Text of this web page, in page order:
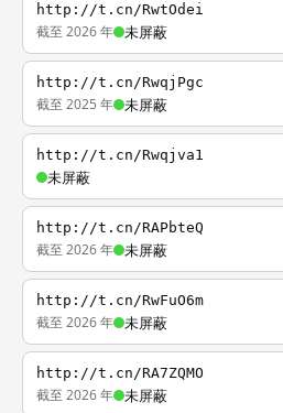
http://t.cn/RwtOdei
截至 2026 年 未屏蔽
http://t.cn/RwqjPgc
截至 2025 年 未屏蔽
http://t.cn/Rwqjva1
未屏蔽
http://t.cn/RAPbteQ
截至 2026 年 未屏蔽
http://t.cn/RwFuO6m
截至 2026 年 未屏蔽
http://t.cn/RA7ZQMO
截至 2026 年 未屏蔽